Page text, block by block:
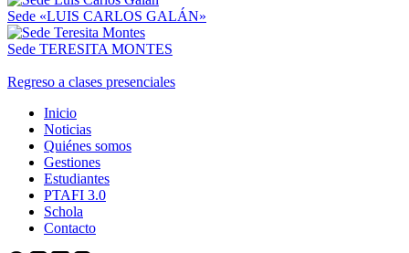
Sede «LUIS CARLOS GALÁN»
Sede TERESITA MONTES
Regreso a clases presenciales
Inicio
Noticias
Quiénes somos
Gestiones
Estudiantes
PTAFI 3.0
Schola
Contacto